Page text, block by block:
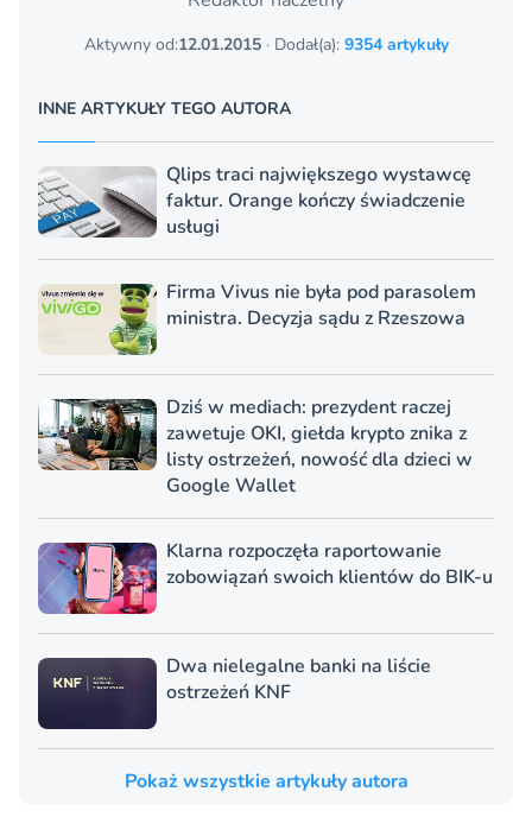
Aktywny od:12.01.2015· Dodał(a): 9354 artykuły
INNE ARTYKUŁY TEGO AUTORA
Qlips traci największego wystawcę
faktur. Orange kończy świadczenie
usługi
Firma Vivus nie była pod parasolem
ministra. Decyzja sądu z Rzeszowa
Dziś w mediach: prezydent raczej
zawetuje OKI, giełda krypto znika z
listy ostrzeżeń, nowość dla dzieci w
Google Wallet
Klarna rozpoczęła raportowanie
zobowiązań swoich klientów do BIK-u
Dwa nielegalne banki na liście
ostrzeżeń KNF
Pokaż wszystkie artykuły autora